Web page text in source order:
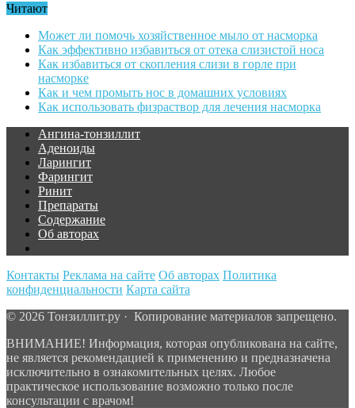
Читают
Может ли помочь хозяйственное мыло от насморка
Как эффективно избавиться от отека слизистой носа
Как избавиться от скопления слизи в горле при
насморке
Как и чем промыть нос в домашних условиях
Как использовать физраствор для лечения насморка
Ангина-тонзиллит
Аденоиды
Ларингит
Фарингит
Ринит
Препараты
Содержание
Об авторах
Контакты Реклама на сайте Об авторах Политика
конфиденциальности Карта сайта
© 2026 Тонзиллит.ру · Копирование материалов запрещено.
ВНИМАНИЕ! Информация, которая опубликована на сайте,
не является рекомендацией к применению и предназначена
исключительно в ознакомительных целях. Любое
практическое использование возможно только после
консультации с врачом!